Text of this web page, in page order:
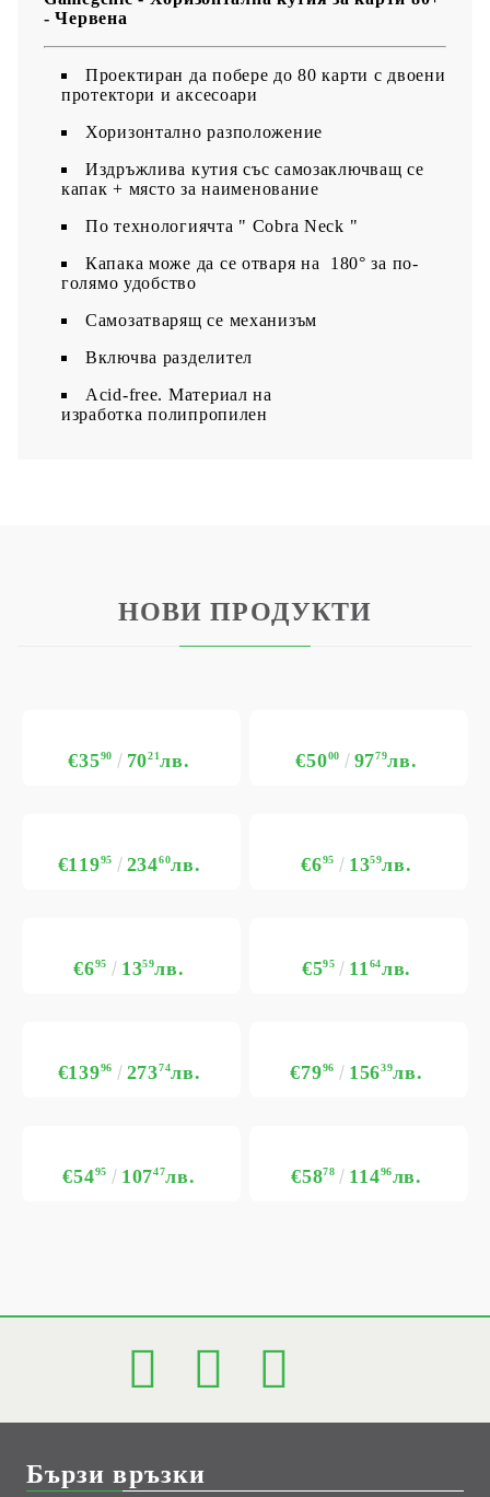
- Червена
Проектиран да побере до 80 карти с двоени
протектори и аксесоари
Хоризонтално разположение
Издръжлива кутия със самозаключващ се
капак + място за наименование
По технологиячта " Cobra Neck "
Капака може да се отваря на 180° за по-
голямо удобство
Самозатварящ се механизъм
Включва разделител
Acid-free. Материал на
изработка полипропилен
НОВИ ПРОДУКТИ
€3590 7021лв. €5000 9779лв.
€11995 23460лв. €695 1359лв.
€695 1359лв. €595 11 64лв.
€13996 27374лв. €7996 15639лв.
€5495 10747лв. €5878 11496лв.
Бързи връзки